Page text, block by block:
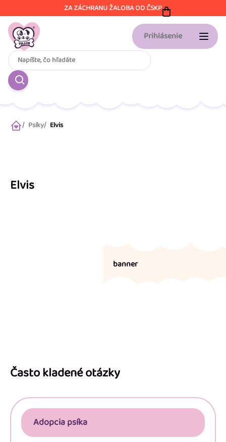
na
obsah
ZA ZÁCHRANU ŽALOBA OD ČSKP
Prihlásenie
DomovPsíky Elvis
Elvis
banner
Často kladené otázky
Adopcia psíka